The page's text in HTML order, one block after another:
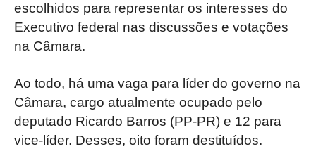
escolhidos para representar os interesses do
Executivo federal nas discussões e votações
na Câmara.
Ao todo, há uma vaga para líder do governo na
Câmara, cargo atualmente ocupado pelo
deputado Ricardo Barros (PP-PR) e 12 para
vice-líder. Desses, oito foram destituídos.